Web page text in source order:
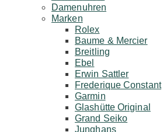
Damenuhren
Marken
Rolex
Baume & Mercier
Breitling
Ebel
Erwin Sattler
Frederique Constant
Garmin
Glashütte Original
Grand Seiko
Junghans